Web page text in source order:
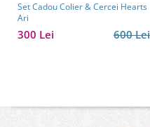
Set Cadou Colier & Cercei Hearts
Ari
600 Lei
300 Lei